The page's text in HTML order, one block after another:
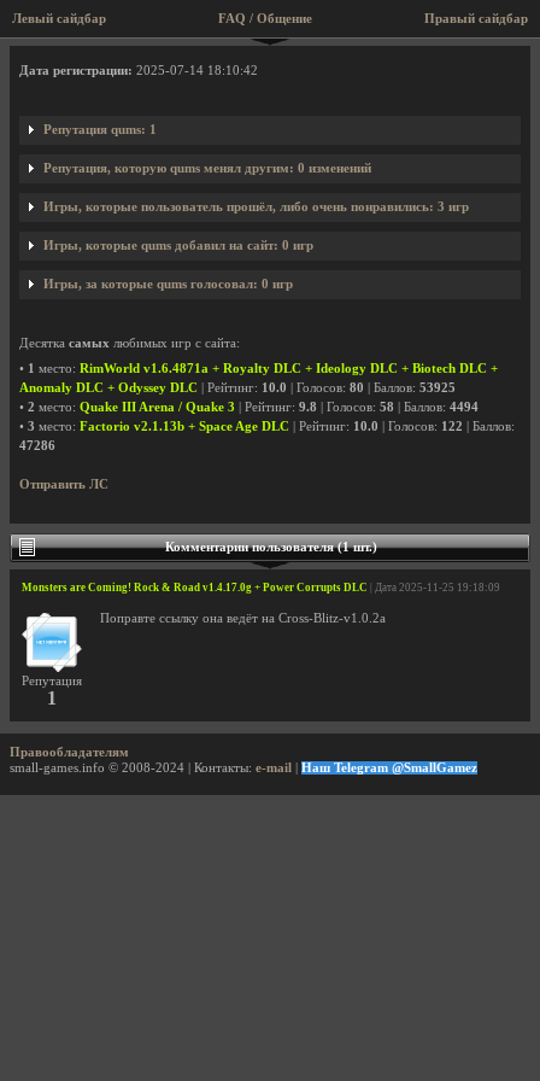
Левый сайдбар Правый сайдбар
FAQ / Общение
Профиль пользователя qums
Дата регистрации: 2025-07-14 18:10:42
Репутация qums: 1
Репутация, которую qums менял другим: 0 изменений
Игры, которые пользователь прошёл, либо очень понравились: 3 игр
Игры, которые qums добавил на сайт: 0 игр
Игры, за которые qums голосовал: 0 игр
Десятка самых любимых игр с сайта:
• 1 место: RimWorld v1.6.4871a + Royalty DLC + Ideology DLC + Biotech DLC +
Anomaly DLC + Odyssey DLC | Рейтинг: 10.0 | Голосов: 80 | Баллов: 53925
• 2 место: Quake III Arena / Quake 3 | Рейтинг: 9.8 | Голосов: 58 | Баллов: 4494
• 3 место: Factorio v2.1.13b + Space Age DLC | Рейтинг: 10.0 | Голосов: 122 | Баллов:
47286
Отправить ЛС
Комментарии пользователя (1 шт.)
Monsters are Coming! Rock & Road v1.4.17.0g + Power Corrupts DLC | Дата 2025-11-25 19:18:09
Репутация
1
Поправте ссылку она ведёт на Cross-Blitz-v1.0.2a
Правообладателям
small-games.info © 2008-2024 | Контакты: e-mail Наш Telegram @SmallGamez